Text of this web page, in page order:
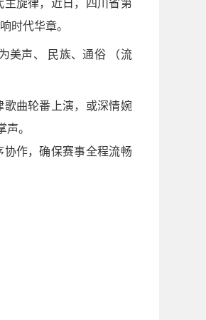
旋律，近日，四川省第
时代华章。
美声、 民族、通俗 （流
曲轮番上演，或深情婉
。
协作，确保赛事全程流畅